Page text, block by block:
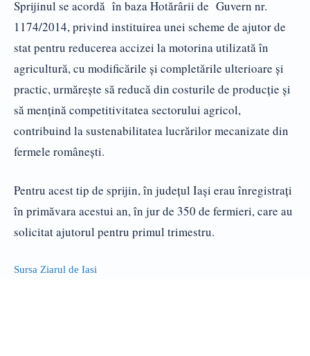
Sprijinul se acordă în baza Hotărârii de Guvern nr.
1174/2014, privind instituirea unei scheme de ajutor de
stat pentru reducerea accizei la motorina utilizată în
agricultură, cu modificările și completările ulterioare și
practic, urmărește să reducă din costurile de producție și
să mențină competitivitatea sectorului agricol,
contribuind la sustenabilitatea lucrărilor mecanizate din
fermele românești.
Pentru acest tip de sprijin, în județul Iași erau înregistrați
în primăvara acestui an, în jur de 350 de fermieri, care au
solicitat ajutorul pentru primul trimestru.
Sursa Ziarul de Iasi